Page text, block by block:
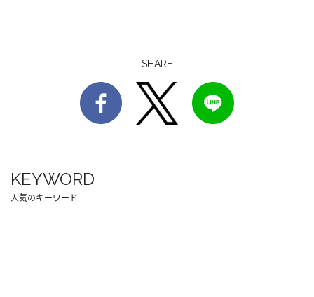
SHARE
KEYWORD
人気のキーワード